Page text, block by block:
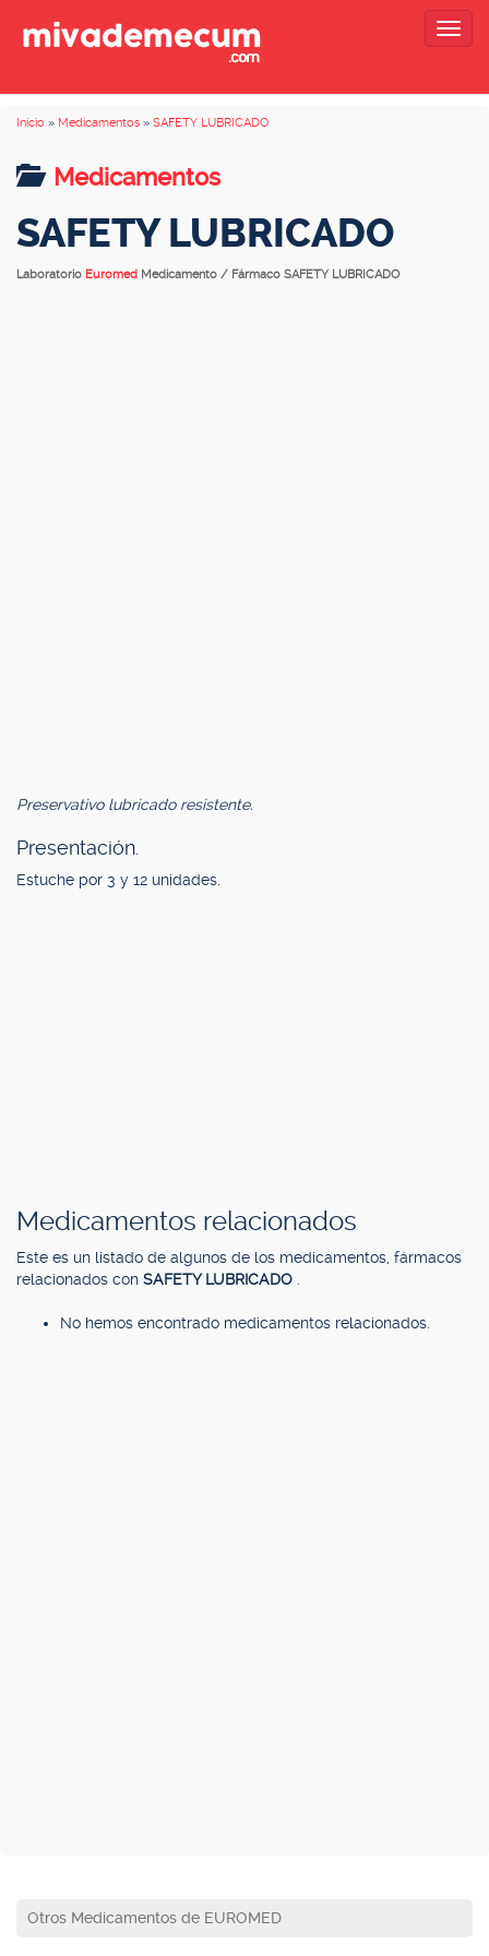
Inicio » Medicamentos » SAFETY LUBRICADO
Medicamentos
SAFETY LUBRICADO
Laboratorio Euromed Medicamento / Fármaco SAFETY LUBRICADO
Preservativo lubricado resistente.
Presentación.
Estuche por 3 y 12 unidades.
Medicamentos relacionados
Este es un listado de algunos de los medicamentos, fármacos
relacionados con SAFETY LUBRICADO
No hemos encontrado medicamentos relacionados.
Otros Medicamentos de EUROMED